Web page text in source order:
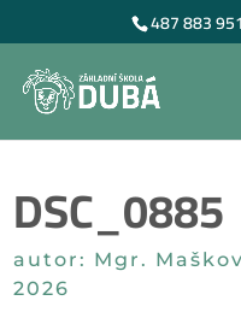
487 883 951
DSC_0885
autor: Mgr.
2026